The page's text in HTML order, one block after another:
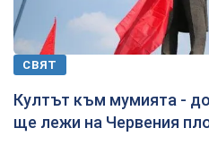
СВЯТ
Култът към мумията -
ще лежи на Червения